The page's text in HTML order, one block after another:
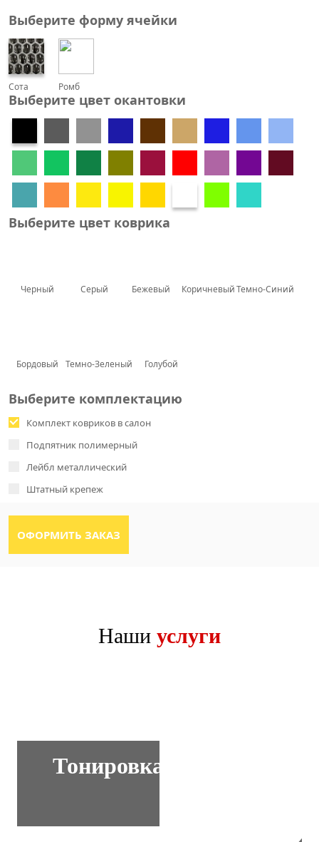
Выберите форму ячейки
Сота Ромб
Выберите цвет окантовки
Выберите цвет коврика
Черный Серый Бежевый КоричневыйТемно-Синий
Бордовый Темно-Зеленый Голубой
Выберите комплектацию
Комплект ковриков в салон
Подпятник полимерный
Лейбл металлический
Штатный крепеж
Наши услуги
Тонировка